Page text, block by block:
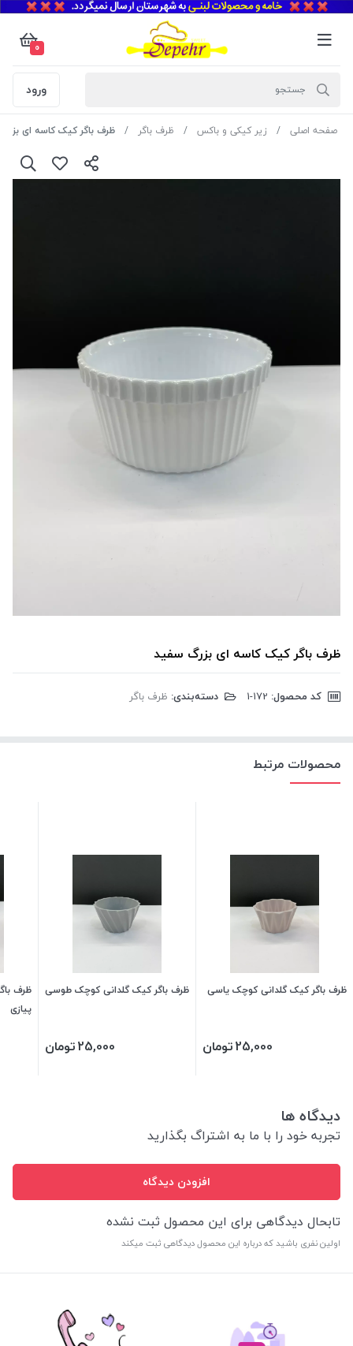
0
ورود
صفحه اصلی زیر کیکی و باکس ظرف باگر ظرف باگر کیک کاسه ای
ظرف باگر کیک کاسه ای بزرگ سفید
کد محصول: دسته‌بندی: ظرف باگر
محصولات مرتبط
ظرف باگر کیک گلدانی کوچک یاسی
25,000تومان
ظرف باگر کیک گلدانی کوچک طوسی
25,000تومان
ظرف
پیازی
دیدگاه ها
تجربه خود را با ما به اشتراگ بگذارید
افزودن دیدگاه
تابحال دیدگاهی برای این محصول ثبت نشده
اولین نفری باشید که درباره این محصول دیدگاهی ثبت میکند